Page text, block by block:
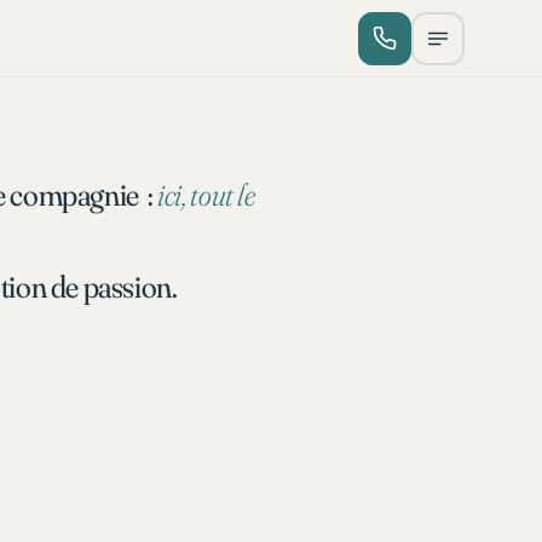
compagnie :ici, tout le
de passion.